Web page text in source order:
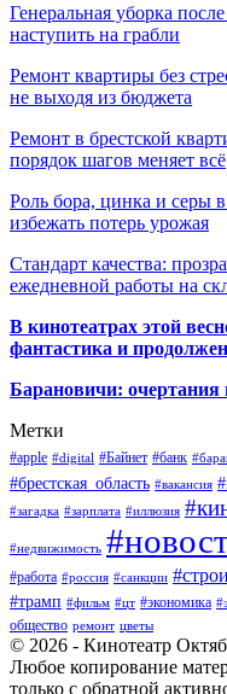
Генеральная уборка
наступить на грабли
Ремонт квартиры без
не выходя из бюджета
Ремонт в брестской
порядок шагов меняет всё
Роль бора, цинка и серы
избежать потерь урожая
Стандарт качества:
ежедневной работы на
В кинотеатрах этой
фантастика и
Барановичи: очертания
Метки
#apple #digital #Байнет #банк
#брестская_область #вакансия
#загадка #зарплата #иллюзия
#недвижимость
#работа #россия #санкции
#трамп #фильм #цт #экономика
общество ремонт цветы
© 2026 - Кинотеатр
Любое копирование
только с обратной